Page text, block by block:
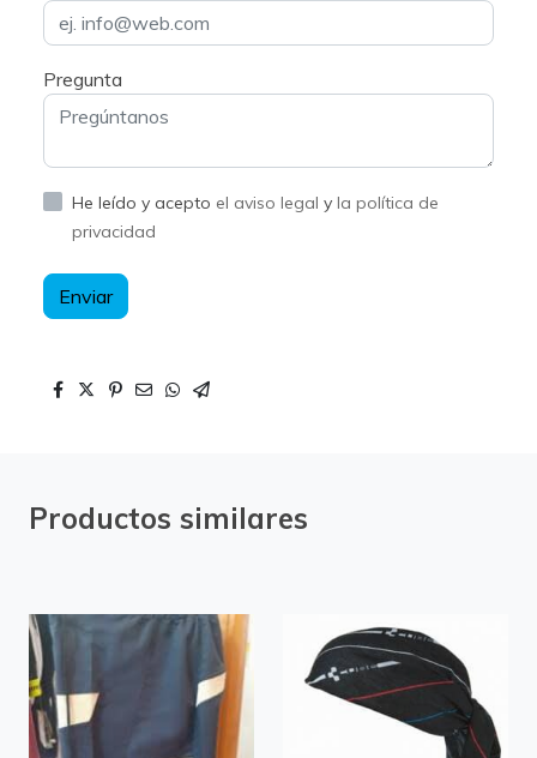
Pregunta
He leído y acepto el aviso legal y la política de
privacidad
Enviar
Productos similares